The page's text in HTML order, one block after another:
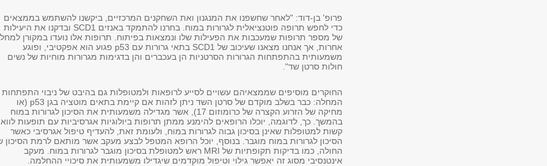
פרופ' בן-דוד: "לאחר שחשפנו את המנגנון ואת השחקנים המרכזיים, ביקשנו להשתמש בממצאים
כדי לחפש תרופה פוטנציאלית לגרורות במוח. בחרנו להתמקד באנזים SCD1 ובדקנו את היעילות
של מספר תרופות שמעכבות את הפעילות שלו ונמצאות בפיתוח. תרופות אלו נועדו במקורן
אחרות, אך אנחנו מצאנו שעיכוב של SCD1 בתאי גרורות עם p53 פגוע הוא אפקטיבי, ופוגע
משמעותית בהתפתחות הגרורות הסרטניות הן בעכברים והן בדגימות מגרורות מוחיות של נשים
חולות סרטן שד".
החוקרים מוסיפים שממצאיהם עשויים לסייע לרופאות ולמטופלות גם בהיבט של ניבוי התפתחות
המחלה: כבר בשלב מוקדם של סרטן השד ניתן לזהות אם קיימת בתאים מוטציה בגן p53 (או
מחיקה של הזרוע הקצרה של כרומוזום 17), אשר מגדילה משמעותית את הסיכון לגרורות במוח
בהמשך. כך, לדוגמה, יוכלו הרופאים להימנע ממתן תרופות ביולוגיות אגרסיביות עם תופעות
קשות למטופלות שאינן בסיכון גבוה לגרורות במוח, ולעומת זאת, להעדיף טיפול אגרסיבי כאשר
הסיכון לגרורות במוח מוגבר. בנוסף, יוכל הרופא המטפל לבצע מעקב אשר מותאם לרמת הסיכון
החולה, כמו בדיקות תקופתיות של MRI ראש למטופלת בסיכון מוגבר לגרורות במוח. מעקב
אינטנסיבי מסוג זה יאפשר גילוי וטיפול מוקדמים שיגדילו משמעותית את סיכויי ההחלמה.